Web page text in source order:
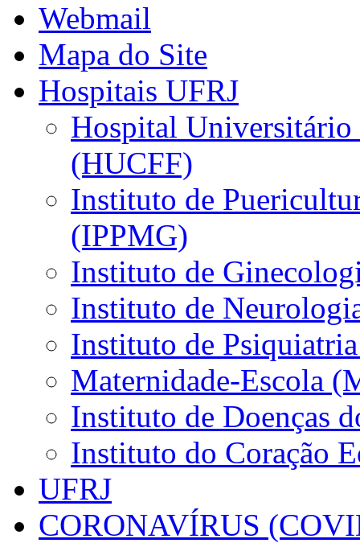
Webmail
Mapa do Site
Hospitais UFRJ
Hospital
(HUCFF)
Instituto de
(IPPMG)
Instituto de
Instituto de
Instituto de
Maternidade-Escola
Instituto de Doenças
Instituto do Coração
UFRJ
CORONAVÍRUS